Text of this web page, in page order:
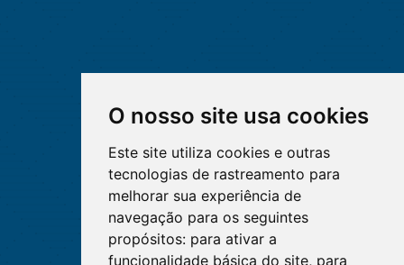
O nosso site usa cookies
Este site utiliza cookies e outras
tecnologias de rastreamento para
melhorar sua experiência de
navegação para os seguintes
propósitos: para ativar a
funcionalidade básica do site, para